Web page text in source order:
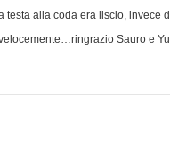
alla coda era liscio, invece
Sauro e